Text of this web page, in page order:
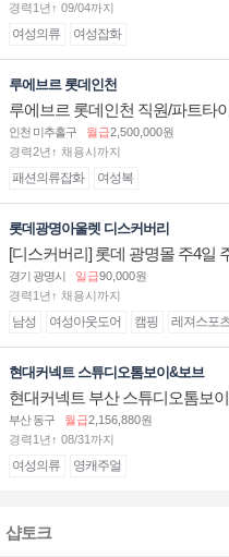
경력1년↑ 09/04까지
여성의류 여성잡화
루에브르 롯데인천
루에브르 롯데인천 직원/파트타
인천 미추홀구 월급2,500,000원
경력2년↑ 채용시까지
패션의류잡화 여성복
롯데광명아울렛 디스커버리
[디스커버리] 롯데 광명몰 주4일
경기 광명시 일급90,000원
경력1년↑ 채용시까지
남성 여성아웃도어 캠핑 레져스포
현대커넥트 스튜디오톰보이&보브
현대커넥트 부산 스튜디오톰보
부산 동구 월급2,156,880원
경력1년↑ 08/31까지
여성의류 영캐주얼
샵토크